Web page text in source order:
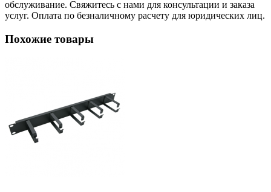
обслуживание. Свяжитесь с нами для консультации и заказа
услуг. Оплата по безналичному расчету для юридических лиц.
Похожие товары